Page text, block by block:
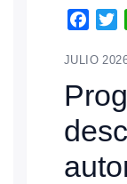
JULIO